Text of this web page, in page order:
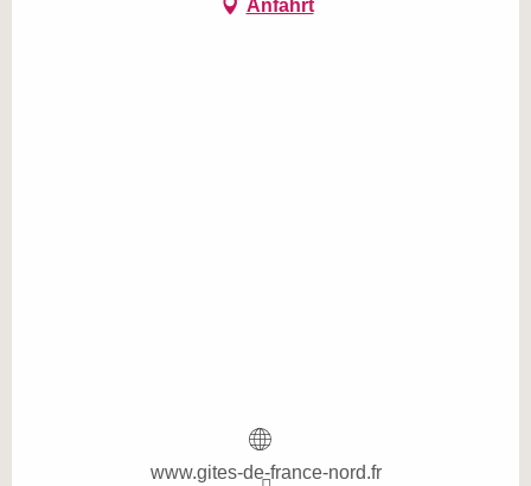
Anfahrt
www.gites-de-france-nord.fr